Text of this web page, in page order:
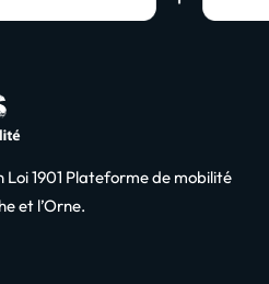
Loi 1901 Plateforme de mobilité
et l’Orne.